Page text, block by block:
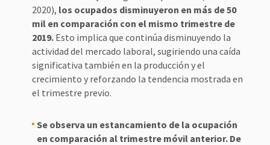
2020), los ocupados disminuyeron en más de 50
mil en comparación con el mismo trimestre de
2019.Esto implica que continúa disminuyendo la
actividad del mercado laboral, sugiriendo una caída
significativa también en la producción y el
crecimiento y reforzando la tendencia mostrada en
el trimestre previo.
Se observa un estancamiento de la ocupación
en comparación al trimestre móvil anterior. De